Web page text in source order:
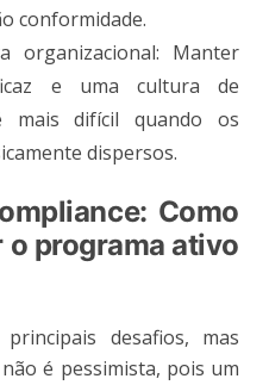
conformidade.
organizacional: Manter
e uma cultura de
mais difícil quando os
dispersos.
Como
o programa ativo
desafios, mas
é pessimista, pois um